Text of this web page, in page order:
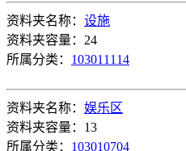
资料夹名称： 设施
资料夹容量：24
所属分类： 103011114
资料夹名称： 娱乐区
资料夹容量：13
所属分类： 103010704